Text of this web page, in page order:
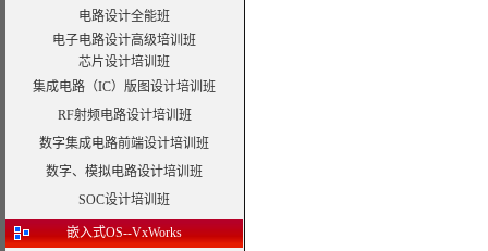
电路设计全能班
电子电路设计高级培训班
芯片设计培训班
集成电路（IC）版图设计培训班
RF射频电路设计培训班
数字集成电路前端设计培训班
数字、模拟电路设计培训班
SOC设计培训班
嵌入式OS--VxWorks